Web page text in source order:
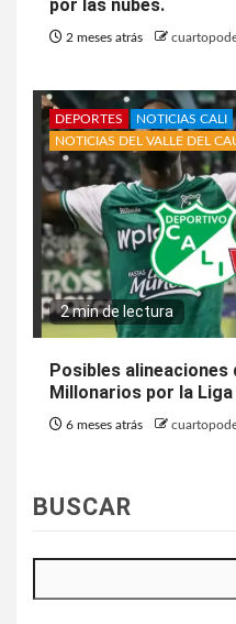
por las nubes.
2 meses atrás
DEPORTES
NOTICIAS CALI
NOTICIAS DEL VALLE DEL
2 min de lectura
Posibles
Millonarios por la Liga
6 meses atrás
BUSCAR